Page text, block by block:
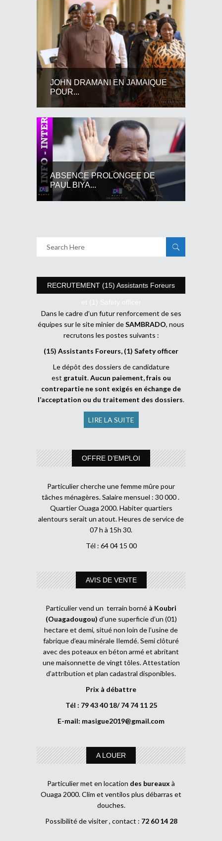
JOHN DRAMANI EN JAMAIQUE
POUR...
ABSENCE PROLONGEE DE
PAUL BIYA...
RECRUTEMENT (15) Assistants Foreurs
et (1) Safety officer
Dans le cadre d’un futur renforcement de ses
équipes sur le site minier deSAMBRADO, nous
recrutons les postes suivants :
(15) Assistants Foreurs, (1) Safety officer
Le dépôt des dossiers de candidature
est gratuit.Aucun paiement, frais ou
contrepartie ne sont exigés en échange de
l’acceptation ou du traitement des dossiers.
LIRE LA SUITE
OFFRE D’EMPLOI
Particulier cherche une femme mûre pour
tâches ménagères. Salaire mensuel : 30 000 .
Quartier Ouaga 2000. Habiter quartiers
alentours serait un atout. Heures de service de
07 h à 15h 30.
Tél : 64 04 15 00
AVIS DE VENTE
Particulier vend un terrain borné à Koubri
(Ouagadougou) d’une superficie d’un (01)
hectare et demi, situé non loin de l’usine de
fabrique d’eau minérale Ilemdé. Semi clôturé
avec des poteaux en béton armé et abritant
une maisonnette de vingt tôles. Attestation
d’attribution et plan cadastral disponibles.
Prix à débattre
Tél : 79 43 40 18/ 74 74 11 25
E-mail: masigue2019@gmail.com
A LOUER
Particulier met en location des bureaux à
Ouaga 2000. Clim et ventilos plus débarras et
douches.
Possibilité de visiter , contact : 72 60 14 28